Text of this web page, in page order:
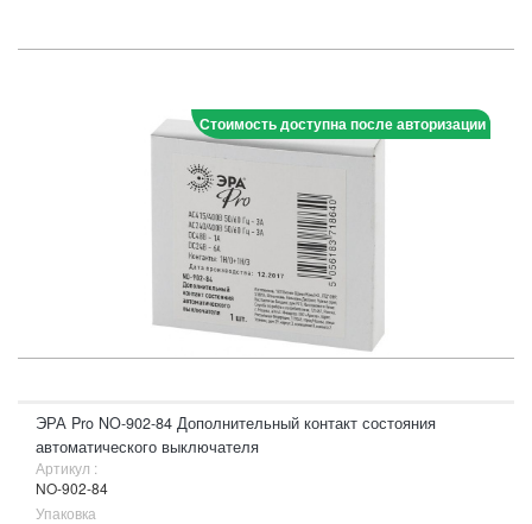
Стоимость доступна после авторизации
ЭРА Pro NO-902-84 Дополнительный контакт состояния
автоматического выключателя
Артикул :
NO-902-84
Упаковка